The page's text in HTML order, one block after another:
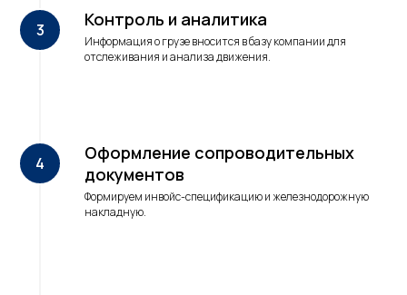
Контроль и аналитика
Информация о грузе вносится в базу компании для
отслеживания и анализа движения.
Оформление сопроводительных
документов
Формируем инвойс-спецификацию и железнодорожную
накладную.